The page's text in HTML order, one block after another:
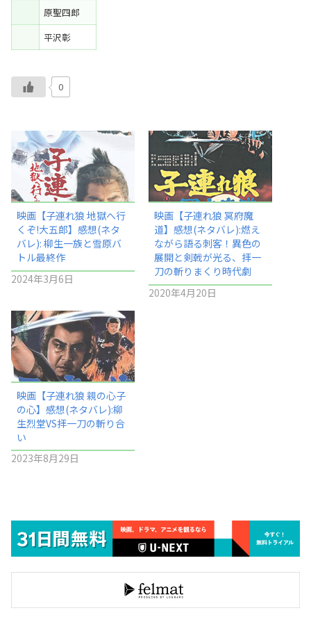
原聖四郎
平沢彰
0
映画【子連れ狼 地獄へ行
くぞ!大五郎】感想(ネタ
バレ): 柳生一族と雪原バ
トル最終作
2024年3月6日
映画【子連れ狼 冥府魔
道】感想(ネタバレ):燃え
ながら語る刺客！異色の
展開と剣戟が光る、拝一
刀の斬りまくり時代劇
2020年4月20日
映画【子連れ狼 親の心子
の心】感想(ネタバレ):柳
生烈堂VS拝一刀の斬り合
い
2023年8月29日